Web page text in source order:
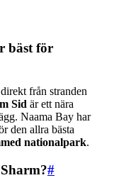
bäst för
från stranden
Sid är ett nära
Naama Bay har
den allra bästa
nationalpark.
#